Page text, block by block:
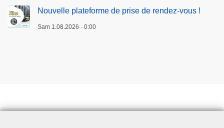
Nouvelle plateforme de prise de rendez-vous !
Sam 1.08.2026 - 0:00